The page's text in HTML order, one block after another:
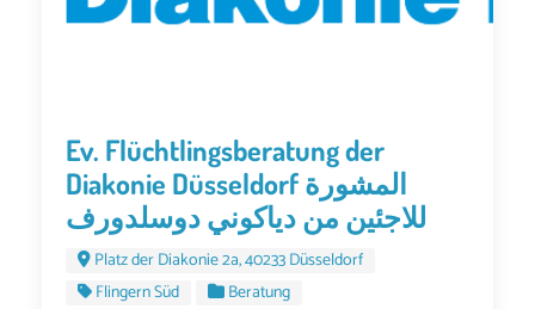
Ev. Flüchtlingsberatung der
Diakonie Düsseldorf المشورة
للاجئين من دياكوني دوسلدورف
Platz der Diakonie 2a, 40233 Düsseldorf
Flingern Süd
Beratung